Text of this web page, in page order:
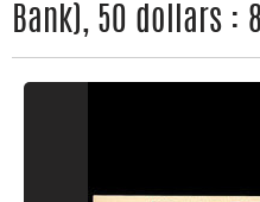
Bank), 50 dollars :